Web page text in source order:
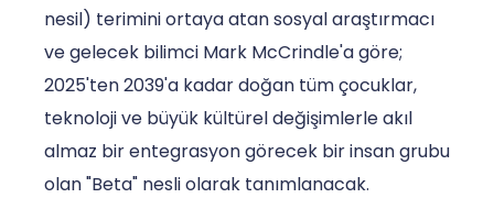
nesil) terimini ortaya atan sosyal araştırmacı
ve gelecek bilimci Mark McCrindle'a göre;
2025'ten 2039'a kadar doğan tüm çocuklar,
teknoloji ve büyük kültürel değişimlerle akıl
almaz bir entegrasyon görecek bir insan grubu
olan "Beta" nesli olarak tanımlanacak.